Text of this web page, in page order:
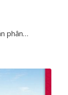
phân…